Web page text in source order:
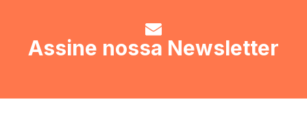
Assine nossa Newsletter